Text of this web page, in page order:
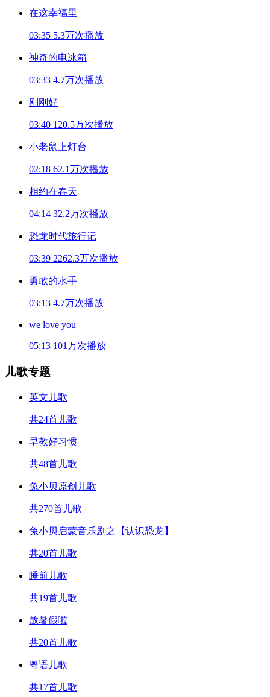
在这幸福里
03:35 5.3万次播放
神奇的电冰箱
03:33 4.7万次播放
刚刚好
03:40 120.5万次播放
小老鼠上灯台
02:18 62.1万次播放
相约在春天
04:14 32.2万次播放
恐龙时代旅行记
03:39 2262.3万次播放
勇敢的水手
03:13 4.7万次播放
we love you
05:13 101万次播放
儿歌专题
英文儿歌
共24首儿歌
早教好习惯
共48首儿歌
兔小贝原创儿歌
共270首儿歌
兔小贝启蒙音乐剧之【认识恐龙】
共20首儿歌
睡前儿歌
共19首儿歌
放暑假啦
共20首儿歌
粤语儿歌
共17首儿歌